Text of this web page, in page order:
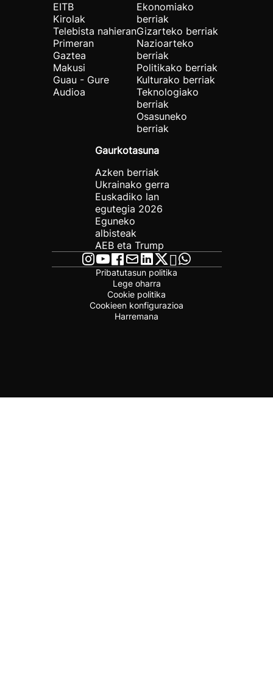
EITB
Kirolak
Telebista nahieran
Primeran
Gaztea
Makusi
Guau - Gure
Audioa
Ekonomiako
berriak
Gizarteko berriak
Nazioarteko
berriak
Politikako berriak
Kulturako berriak
Teknologiako
berriak
Osasuneko
berriak
Gaurkotasuna
Azken berriak
Ukrainako gerra
Euskadiko lan
egutegia 2026
Eguneko
albisteak
AEB eta Trump
Pribatutasun politika
Lege oharra
Cookie politika
Cookieen konfigurazioa
Harremana